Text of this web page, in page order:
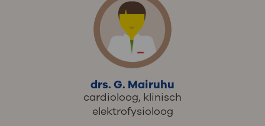
drs. G. Mairuhu
cardioloog, klinisch
elektrofysioloog